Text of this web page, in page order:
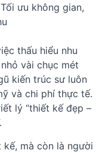
ưu không gian,
thấu hiểu nhu
vài chục mét
kiến trúc sư luôn
và chi phí thực tế.
lý “thiết kế đẹp –
mà còn là người